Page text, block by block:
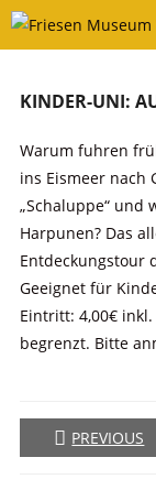
Skip
KINDER-UNI:
Warum fuhren
ins Eismeer nach
„Schaluppe“ und
Harpunen? Das
Entdeckungstour
Geeignet für
Eintritt: 4,00€
begrenzt. Bitte
PREVIOUS